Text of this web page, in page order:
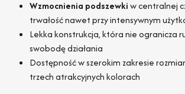
Wzmocnienia podszewkiw centralnej
trwałość nawet przy intensywnym
Lekka konstrukcja, która nie ogranicza
swobodę działania
Dostępność w szerokim zakresie
trzech atrakcyjnych kolorach